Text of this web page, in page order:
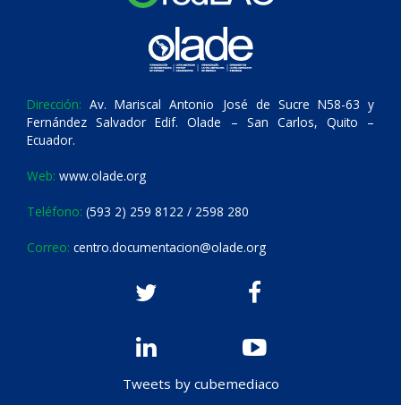
Dirección: Av. Mariscal Antonio José de Sucre N58-63 y
Fernández Salvador Edif. Olade – San Carlos, Quito –
Ecuador.
Web: www.olade.org
Teléfono: (593 2) 259 8122 / 2598 280
Correo: centro.documentacion@olade.org
Tweets by cubemediaco